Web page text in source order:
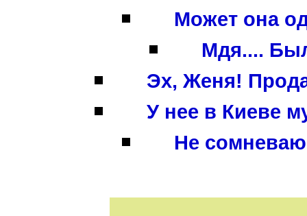
Может она
Мдя....
Эх, Женя!
У нее в Киеве
Не